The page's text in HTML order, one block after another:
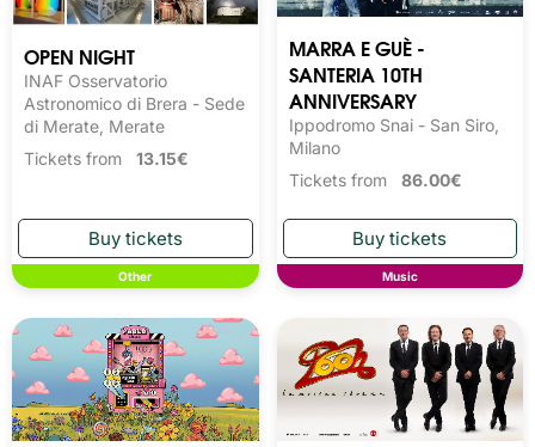
OPEN NIGHT
INAF Osservatorio
Astronomico di Brera - Sede
di Merate, Merate
Tickets from 13.15€
Other
MARRA E GUÈ -
SANTERIA 10TH
ANNIVERSARY
Ippodromo Snai - San Siro,
Milano
Tickets from 86.00€
Music